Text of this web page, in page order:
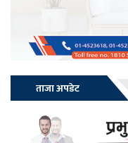
ताजा अपडेट